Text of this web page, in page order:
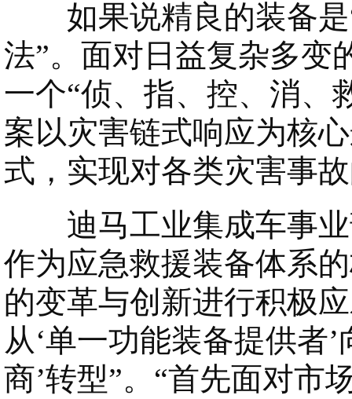
如果说精良的装备是“
法”。面对日益复杂多变
一个“侦、指、控、消、
案以灾害链式响应为核
式，实现对各类灾害事
迪马工业集成车事业
作为应急救援装备体系
的变革与创新进行积极
从‘单一功能装备提供者
商’转型”。“首先面对市